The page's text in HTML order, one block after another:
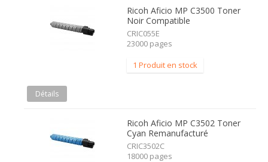
Ricoh Aficio MP C3500 Toner
Noir Compatible
CRIC055E
23000 pages
1 Produit en stock
Détails
Ricoh Aficio MP C3502 Toner
Cyan Remanufacturé
CRIC3502C
18000 pages